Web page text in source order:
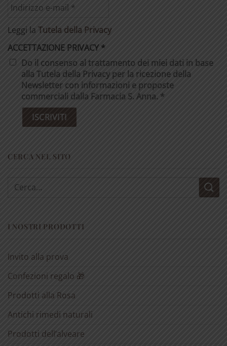
Leggi la Tutela della Privacy
ACCETTAZIONE PRIVACY*
Do il consenso al trattamento dei miei dati in base
alla Tutela della Privacy per la ricezione della
Newsletter con informazioni e proposte
commerciali dalla Farmacia S. Anna. *
CERCA NEL SITO
Cerca:
I NOSTRI PRODOTTI
Invito alla prova
Confezioni regalo 🎁
Prodotti alla Rosa
Antichi rimedi naturali
Prodotti dell’alveare